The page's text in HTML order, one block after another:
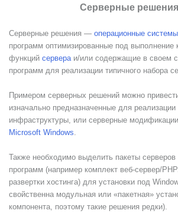
Серверные
Серверные решения — операционные системы
программ оптимизированные под выполнение
функций сервераи/или содержащие в своем
программ для реализации типичного набора
Примером серверных решений можно
изначально предназначенные для реализации
инфраструктуры, или серверные
Microsoft Windows.
Также необходимо выделить пакеты
программ (например комплект веб-сервер/
развертки хостинга) для установки под
свойственна модульная или «пакетная»
компонента, поэтому такие решения редки).